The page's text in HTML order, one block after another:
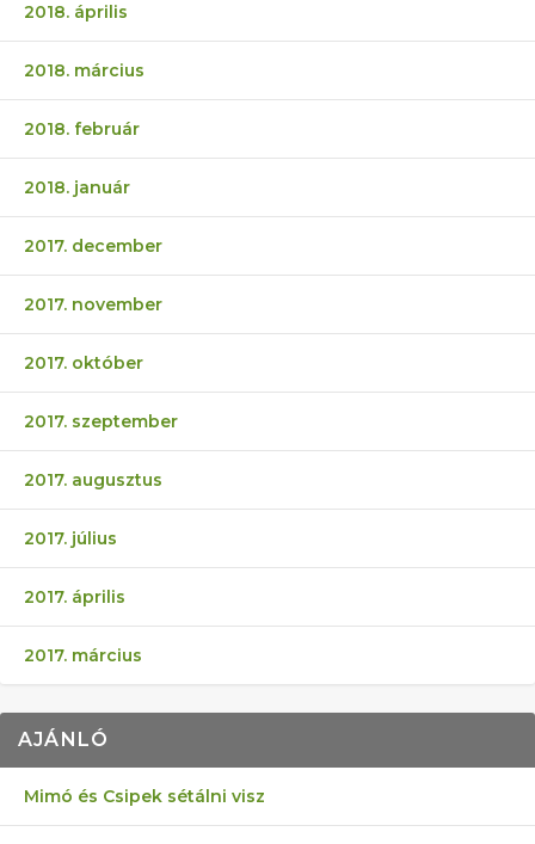
2018. április
2018. március
2018. február
2018. január
2017. december
2017. november
2017. október
2017. szeptember
2017. augusztus
2017. július
2017. április
2017. március
AJÁNLÓ
Mimó és Csipek sétálni visz